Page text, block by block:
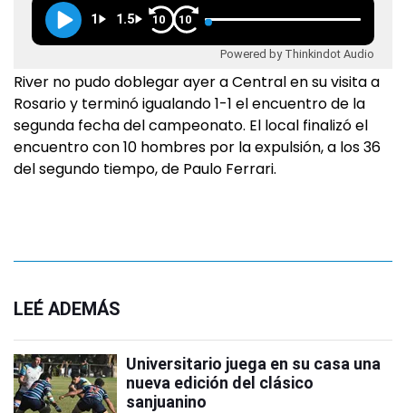
1 1.5 10 10
Powered by Thinkindot Audio
River no pudo doblegar ayer a Central en su visita a
Rosario y terminó igualando 1-1 el encuentro de la
segunda fecha del campeonato. El local finalizó el
encuentro con 10 hombres por la expulsión, a los 36
del segundo tiempo, de Paulo Ferrari.
LEÉ ADEMÁS
Universitario juega en su casa una
nueva edición del clásico
sanjuanino